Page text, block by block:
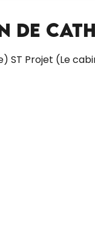
de
ST Projet (Le